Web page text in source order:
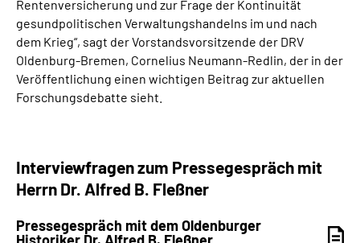
Rentenversicherung und zur Frage der Kontinuität
gesundpolitischen Verwaltungshandelns im und nach
dem Krieg“, sagt der Vorstandsvorsitzende der DRV
Oldenburg-Bremen, Cornelius Neumann-Redlin, der in der
Veröffentlichung einen wichtigen Beitrag zur aktuellen
Forschungsdebatte sieht.
Interviewfragen zum Pressegespräch mit
Herrn Dr. Alfred B. Fleßner
Pressegespräch mit dem Oldenburger